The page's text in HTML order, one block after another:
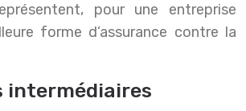
pour une entreprise
forme d’assurance contre la
intermédiaires